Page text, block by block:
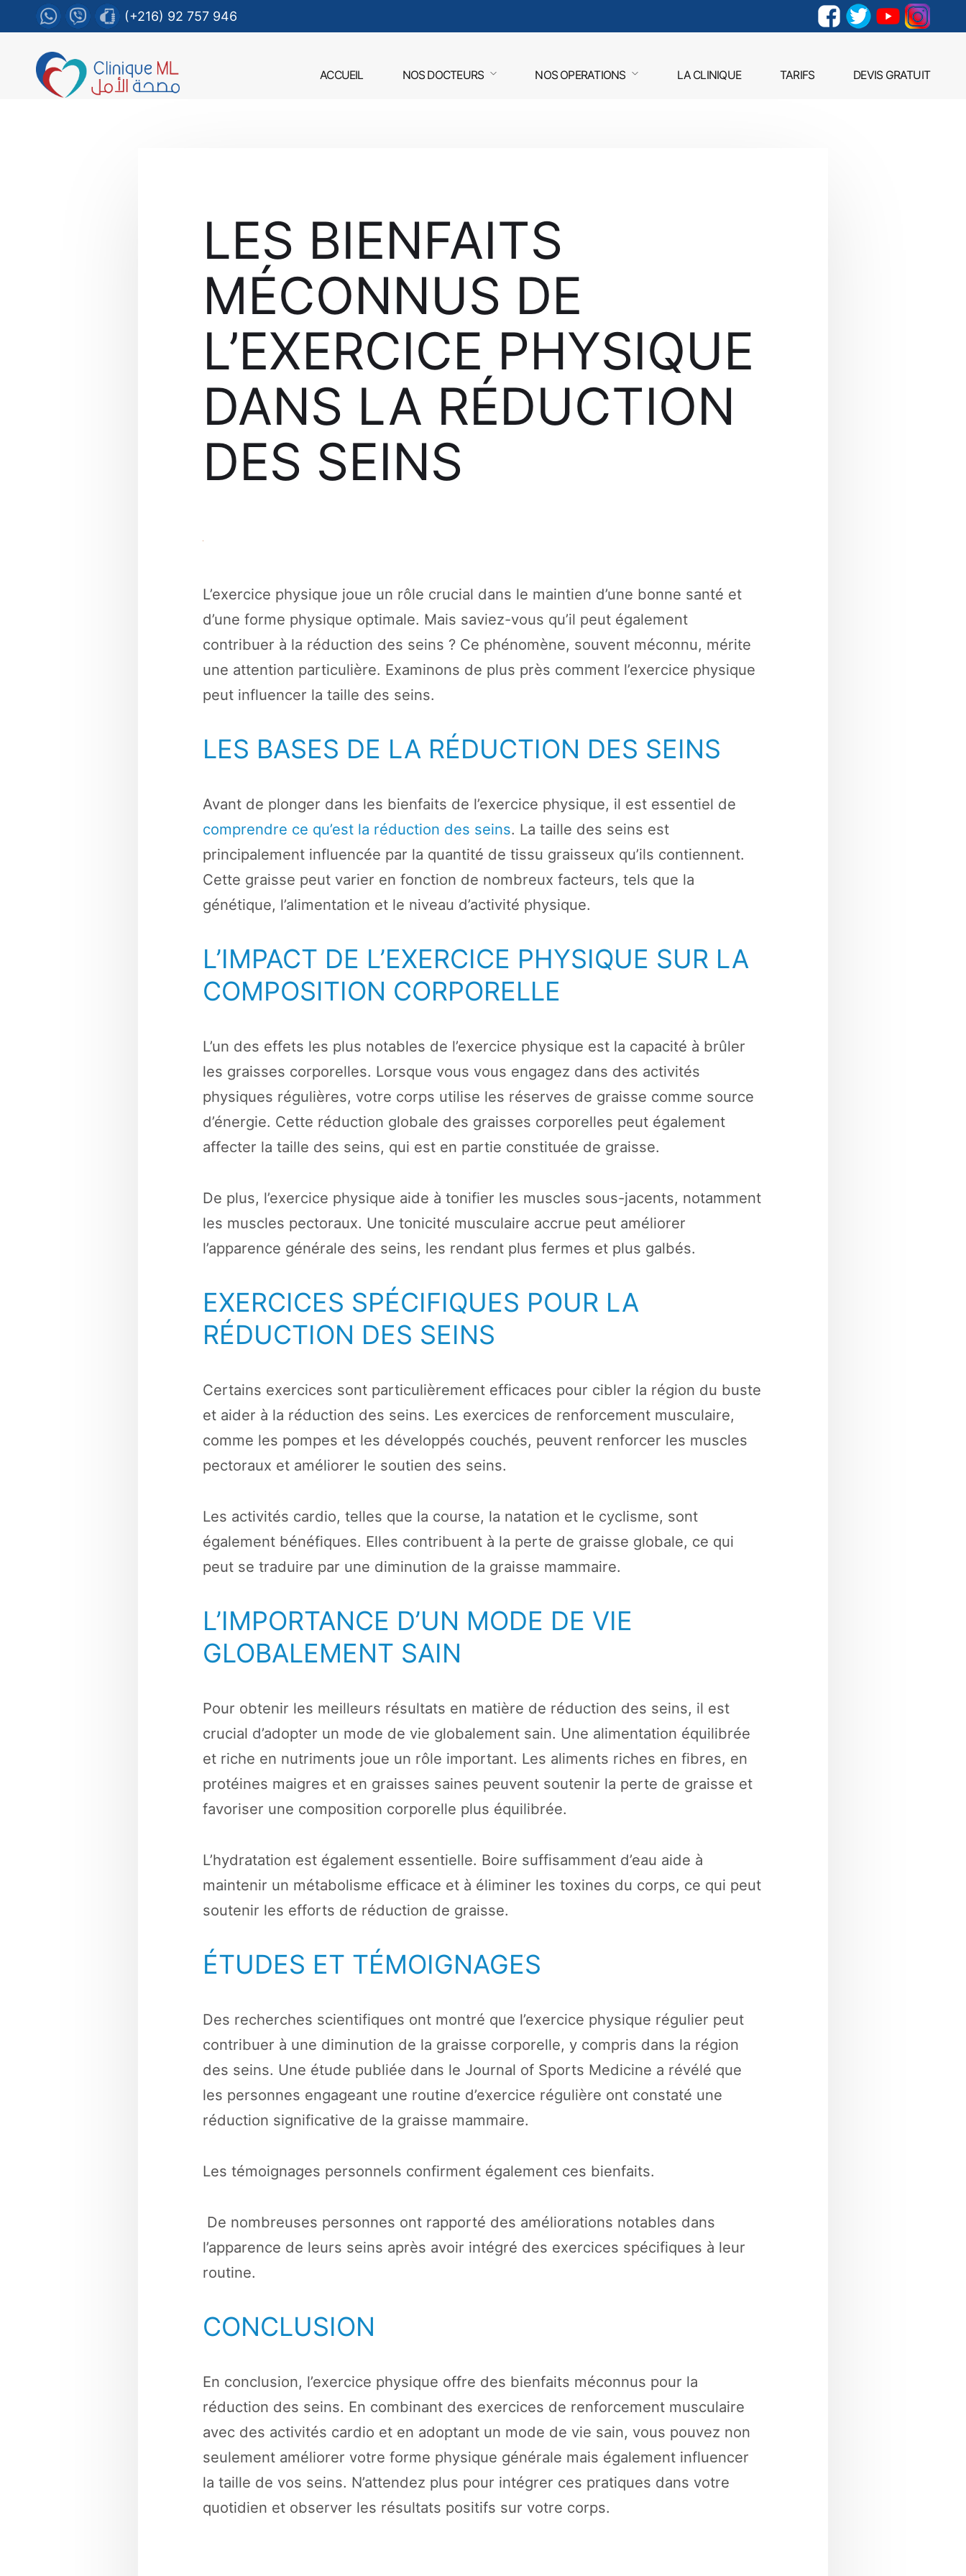
(+216) 92 757 946
ACCUEIL NOS DOCTEURS NOS OPERATIONS LA CLINIQUE TARIFS DEVIS GRATUIT
LES BIENFAITS
MÉCONNUS DE
L’EXERCICE PHYSIQUE
DANS LA RÉDUCTION
DES SEINS
L’exercice physique joue un rôle crucial dans le maintien d’une bonne santé et
d’une forme physique optimale. Mais saviez-vous qu’il peut également
contribuer à la réduction des seins ? Ce phénomène, souvent méconnu, mérite
une attention particulière. Examinons de plus près comment l’exercice physique
peut influencer la taille des seins.
LES BASES DE LA RÉDUCTION DES SEINS
Avant de plonger dans les bienfaits de l’exercice physique, il est essentiel de
comprendre ce qu’est la réduction des seins. La taille des seins est
principalement influencée par la quantité de tissu graisseux qu’ils contiennent.
Cette graisse peut varier en fonction de nombreux facteurs, tels que la
génétique, l’alimentation et le niveau d’activité physique.
L’IMPACT DE L’EXERCICE PHYSIQUE SUR LA
COMPOSITION CORPORELLE
L’un des effets les plus notables de l’exercice physique est la capacité à brûler
les graisses corporelles. Lorsque vous vous engagez dans des activités
physiques régulières, votre corps utilise les réserves de graisse comme source
d’énergie. Cette réduction globale des graisses corporelles peut également
affecter la taille des seins, qui est en partie constituée de graisse.
De plus, l’exercice physique aide à tonifier les muscles sous-jacents, notamment
les muscles pectoraux. Une tonicité musculaire accrue peut améliorer
l’apparence générale des seins, les rendant plus fermes et plus galbés.
EXERCICES SPÉCIFIQUES POUR LA
RÉDUCTION DES SEINS
Certains exercices sont particulièrement efficaces pour cibler la région du buste
et aider à la réduction des seins. Les exercices de renforcement musculaire,
comme les pompes et les développés couchés, peuvent renforcer les muscles
pectoraux et améliorer le soutien des seins.
Les activités cardio, telles que la course, la natation et le cyclisme, sont
également bénéfiques. Elles contribuent à la perte de graisse globale, ce qui
peut se traduire par une diminution de la graisse mammaire.
L’IMPORTANCE D’UN MODE DE VIE
GLOBALEMENT SAIN
Pour obtenir les meilleurs résultats en matière de réduction des seins, il est
crucial d’adopter un mode de vie globalement sain. Une alimentation équilibrée
et riche en nutriments joue un rôle important. Les aliments riches en fibres, en
protéines maigres et en graisses saines peuvent soutenir la perte de graisse et
favoriser une composition corporelle plus équilibrée.
L’hydratation est également essentielle. Boire suffisamment d’eau aide à
maintenir un métabolisme efficace et à éliminer les toxines du corps, ce qui peut
soutenir les efforts de réduction de graisse.
ÉTUDES ET TÉMOIGNAGES
Des recherches scientifiques ont montré que l’exercice physique régulier peut
contribuer à une diminution de la graisse corporelle, y compris dans la région
des seins. Une étude publiée dans le Journal of Sports Medicine a révélé que
les personnes engageant une routine d’exercice régulière ont constaté une
réduction significative de la graisse mammaire.
Les témoignages personnels confirment également ces bienfaits.
De nombreuses personnes ont rapporté des améliorations notables dans
l’apparence de leurs seins après avoir intégré des exercices spécifiques à leur
routine.
CONCLUSION
En conclusion, l’exercice physique offre des bienfaits méconnus pour la
réduction des seins. En combinant des exercices de renforcement musculaire
avec des activités cardio et en adoptant un mode de vie sain, vous pouvez non
seulement améliorer votre forme physique générale mais également influencer
la taille de vos seins. N’attendez plus pour intégrer ces pratiques dans votre
quotidien et observer les résultats positifs sur votre corps.